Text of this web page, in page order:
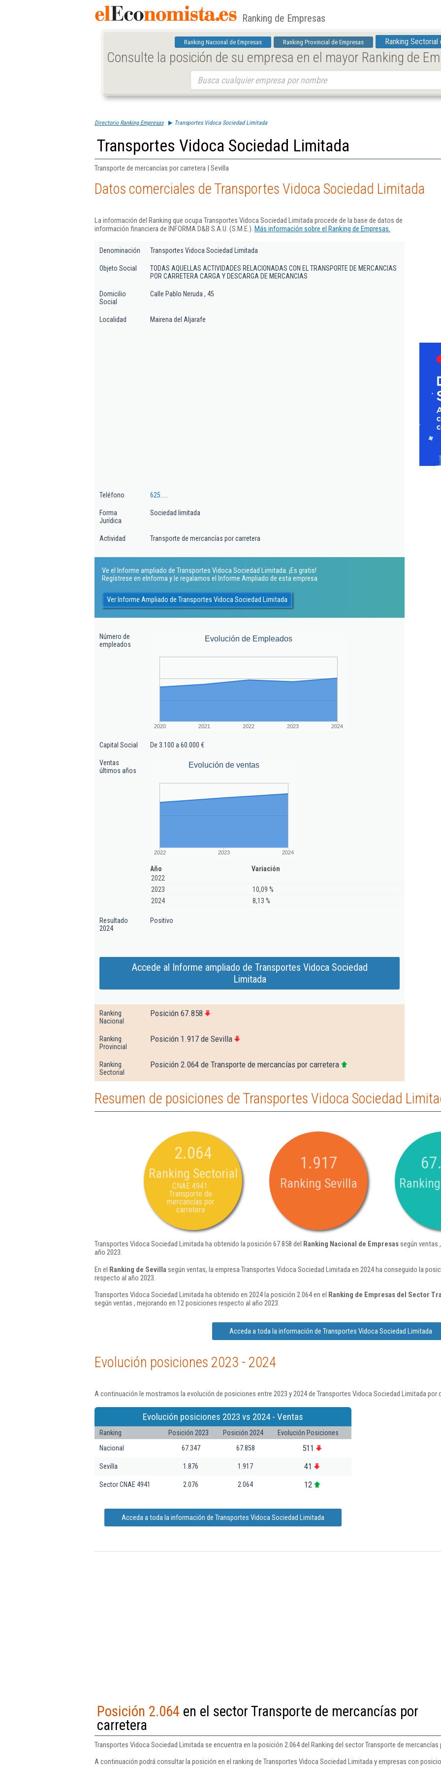
Ranking de Empresas
Ranking Nacional de Empresas Ranking Provincial de Empresas Ranking Sectorial
Consulte la posición de su empresa en el mayor Ranking de
Directorio Ranking Empresas Transportes Vidoca Sociedad Limitada
Transportes Vidoca Sociedad Limitada
Transporte de mercancías por carretera | Sevilla
Datos comerciales de Transportes Vidoca Sociedad Limitada
La información del Ranking que ocupa Transportes Vidoca Sociedad Limitada procede de la base de datos de
información financiera de INFORMA D&B S.A.U. (S.M.E.). Más información sobre el Ranking de Empresas.
Denominación Transportes Vidoca Sociedad Limitada
Objeto Social
TODAS AQUELLAS ACTIVIDADES RELACIONADAS CON EL TRANSPORTE DE MERCANCIAS
POR CARRETERA CARGA Y DESCARGA DE MERCANCIAS
Domicilio
Social
Calle Pablo Neruda , 45
Localidad Mairena del Aljarafe
Teléfono 625.....
Forma
Jurídica
Sociedad limitada
Actividad Transporte de mercancías por carretera
Ve el Informe ampliado de Transportes Vidoca Sociedad Limitada. ¡Es gratis!
Regístrese en eInforma y le regalamos el Informe Ampliado de esta empresa
Ver Informe Ampliado de Transportes Vidoca Sociedad Limitada
Número de
empleados
Evolución de Empleados
2020 2021 2022 2023 2024
Capital Social De 3.100 a 60.000 €
Ventas
últimos años
Evolución de ventas
2022 2023 2024
Año
Variación
2022
2023
10,09 %
2024
8,13 %
Resultado
2024
Positivo
Accede al Informe ampliado de Transportes Vidoca Sociedad
Limitada
Ranking
Nacional
Posición 67.858
Ranking
Provincial
Posición 1.917 de Sevilla
Ranking
Sectorial
Posición 2.064 de Transporte de mercancías por carretera
Resumen de posiciones de Transportes Vidoca Sociedad
2.064
Ranking Sectorial
CNAE 4941:
Transporte de
mercancías por
carretera
1.917
Ranking Sevilla
Transportes Vidoca Sociedad Limitada ha obtenido la posición 67.858 del Ranking Nacional de Empresassegún ventas
año 2023.
En el Ranking de Sevilla según ventas, la empresa Transportes Vidoca Sociedad Limitada en 2024 ha conseguido la
respecto al año 2023.
Transportes Vidoca Sociedad Limitada ha obtenido en 2024 la posición 2.064 en el Ranking de Empresas del Sector
según ventas , mejorando en 12 posiciones respecto al año 2023.
Acceda a toda la información de Transportes Vidoca Sociedad Limitada
Evolución posiciones 2023 - 2024
A continuación le mostramos la evolución de posiciones entre 2023 y 2024 de Transportes Vidoca Sociedad Limitada por
Evolución posiciones 2023 vs 2024 - Ventas
Ranking Posición 2023 Posición 2024
Evolución Posiciones
Nacional
67.347 67.858 511
Sevilla 1.876 1.917 41
Sector CNAE 4941 2.076 2.064 12
Acceda a toda la información de Transportes Vidoca Sociedad Limitada
Posición 2.064 en el sector Transporte de mercancías por
carretera
Transportes Vidoca Sociedad Limitada se encuentra en la posición 2.064 del Ranking del sector Transporte de mercancías
A continuación podrá consultar la posición en el ranking de Transportes Vidoca Sociedad Limitada y empresas con